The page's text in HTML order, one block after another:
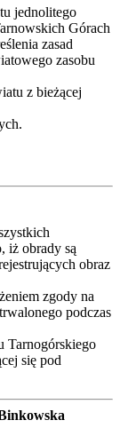
jednolitego
Górach
zasad
zasobu
z bieżącej
iż obrady są
obraz
zgody na
podczas
Tarnogórskiego
się pod